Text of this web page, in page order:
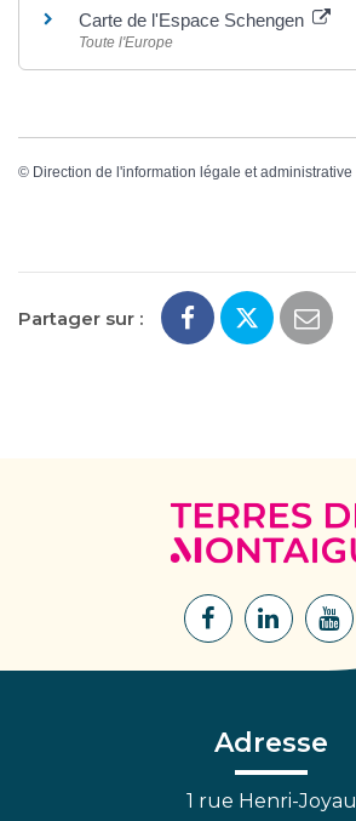
Carte de l'Espace Schengen
Toute l'Europe
© Direction de l'information légale et administrative
Partager sur :
Lien
Facebook
Lien
Linkedin
Lien
Adresse
1 rue Henri-Joyau